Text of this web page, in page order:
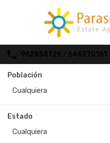
962854729 / 646970161
Población
Cualquiera
Estado
Cualquiera